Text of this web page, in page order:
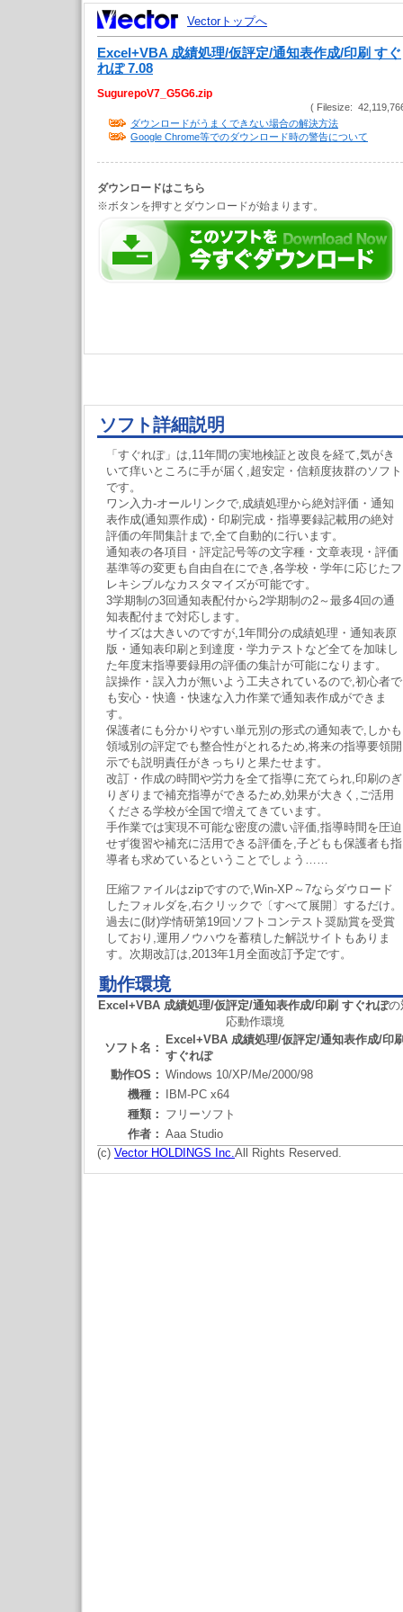
Vectorトップへ
Excel+VBA 成績処理/仮評定/通知表作成/印刷 すぐ
れぽ 7.08
SugurepoV7_G5G6.zip
( Filesize:
ダウンロードがうまくできない場合の解決方法
Google Chrome等でのダウンロード時の警告について
ダウンロードはこちら
※ボタンを押すとダウンロードが始まります。
ソフト詳細説明
「すぐれぽ」は,11年間の実地検証と改良を経て,気がき
いて痒いところに手が届く,超安定・信頼度抜群のソフト
です。
ワン入力-オールリンクで,成績処理から絶対評価・通知
表作成(通知票作成)・印刷完成・指導要録記載用の絶対
評価の年間集計まで,全て自動的に行います。
通知表の各項目・評定記号等の文字種・文章表現・評価
基準等の変更も自由自在にでき,各学校・学年に応じたフ
レキシブルなカスタマイズが可能です。
3学期制の3回通知表配付から2学期制の2～最多4回の通
知表配付まで対応します。
サイズは大きいのですが,1年間分の成績処理・通知表原
版・通知表印刷と到達度・学力テストなど全てを加味し
た年度末指導要録用の評価の集計が可能になります。
誤操作・誤入力が無いよう工夫されているので,初心者で
も安心・快適・快速な入力作業で通知表作成ができま
す。
保護者にも分かりやすい単元別の形式の通知表で,しかも
領域別の評定でも整合性がとれるため,将来の指導要領開
示でも説明責任がきっちりと果たせます。
改訂・作成の時間や労力を全て指導に充てられ,印刷のぎ
りぎりまで補充指導ができるため,効果が大きく,ご活用
くださる学校が全国で増えてきています。
手作業では実現不可能な密度の濃い評価,指導時間を圧迫
せず復習や補充に活用できる評価を,子どもも保護者も指
導者も求めているということでしょう……
圧縮ファイルはzipですので,Win-XP～7ならダウロード
したフォルダを,右クリックで〔すべて展開〕するだけ。
過去に(財)学情研第19回ソフトコンテスト奨励賞を受賞
しており,運用ノウハウを蓄積した解説サイトもありま
す。次期改訂は,2013年1月全面改訂予定です。
動作環境
Excel+VBA 成績処理/仮評定/通知表作成/印刷 すぐれぽの
応動作環境
ソフト名：
Excel+VBA 成績処理/仮評定/通知表作成/印
すぐれぽ
動作OS： Windows 10/XP/Me/2000/98
機種：
IBM-PC x64
種類： フリーソフト
作者： Aaa Studio
(c) Vector HOLDINGS Inc.All Rights Reserved.